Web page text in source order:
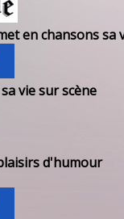
en chansons sa
vie sur scène
d'humour